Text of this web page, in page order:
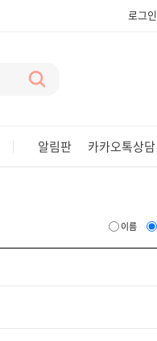
로그인
알림판 카카오톡상담
이름